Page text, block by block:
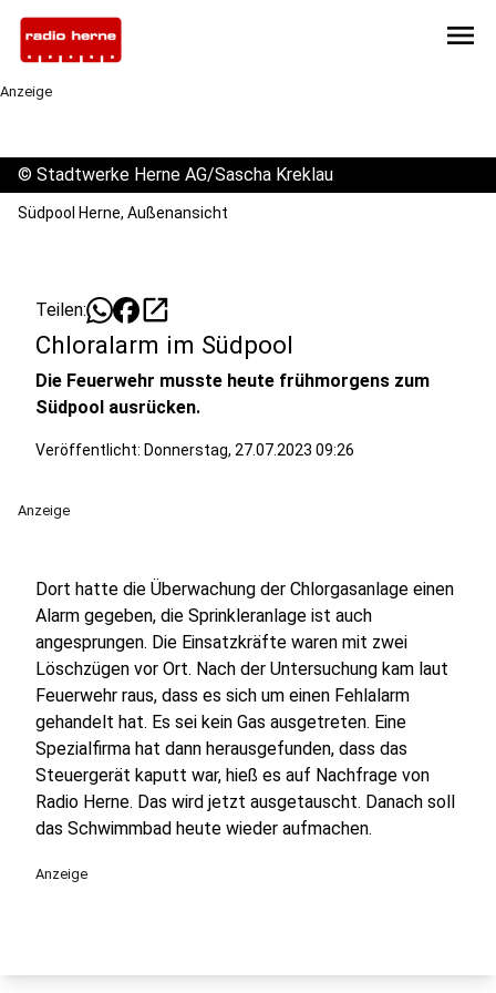
menu
Anzeige
© Stadtwerke Herne AG/Sascha Kreklau
Südpool Herne, Außenansicht
Teilen: open_in_new
Chloralarm im Südpool
Die Feuerwehr musste heute frühmorgens zum
Südpool ausrücken.
Veröffentlicht: Donnerstag, 27.07.2023 09:26
Anzeige
Dort hatte die Überwachung der Chlorgasanlage einen
Alarm gegeben, die Sprinkleranlage ist auch
angesprungen. Die Einsatzkräfte waren mit zwei
Löschzügen vor Ort. Nach der Untersuchung kam laut
Feuerwehr raus, dass es sich um einen Fehlalarm
gehandelt hat. Es sei kein Gas ausgetreten. Eine
Spezialfirma hat dann herausgefunden, dass das
Steuergerät kaputt war, hieß es auf Nachfrage von
Radio Herne. Das wird jetzt ausgetauscht. Danach soll
das Schwimmbad heute wieder aufmachen.
Anzeige